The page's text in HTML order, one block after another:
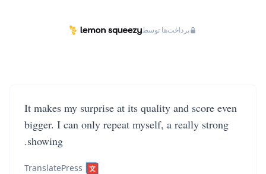
پرداخت‌ها توسط
It makes my surprise at its quality and score even
bigger. I can only repeat myself, a really strong
showing.
TranslatePress